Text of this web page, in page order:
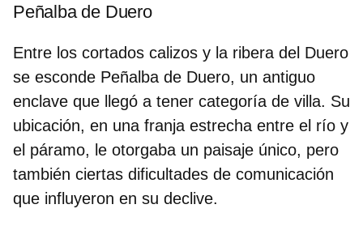
Peñalba de Duero
Entre los cortados calizos y la ribera del Duero
se esconde Peñalba de Duero, un antiguo
enclave que llegó a tener categoría de villa. Su
ubicación, en una franja estrecha entre el río y
el páramo, le otorgaba un paisaje único, pero
también ciertas dificultades de comunicación
que influyeron en su declive.